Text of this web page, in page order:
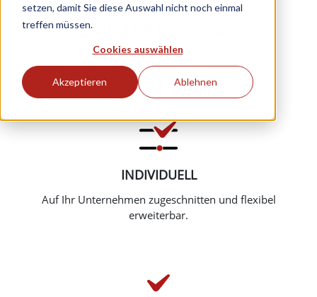
setzen, damit Sie diese Auswahl nicht noch einmal
treffen müssen.
Cookies auswählen
Akzeptieren Ablehnen
INDIVIDUELL
Auf Ihr Unternehmen zugeschnitten und flexibel
erweiterbar.